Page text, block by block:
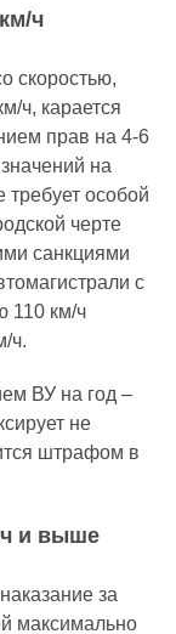
ч
скоростью,
ч, карается
прав на 4-6
на
требует особой
черте
санкциями
с
110 км/ч
ч.
ВУ на год –
не
штрафом в
ч и выше
за
максимально